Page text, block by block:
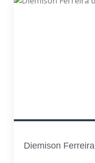
Diemison